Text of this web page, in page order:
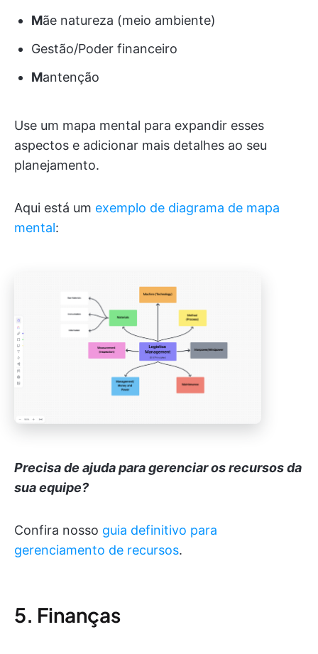
Mãe natureza (meio ambiente)
Gestão/Poder financeiro
Mantenção
Use um mapa mental para expandir esses
aspectos e adicionar mais detalhes ao seu
planejamento.
Aqui está um exemplo de diagrama de mapa
mental:
Precisa de ajuda para gerenciar os recursos da
sua equipe?
Confira nosso guia definitivo para
gerenciamento de recursos.
5. Finanças